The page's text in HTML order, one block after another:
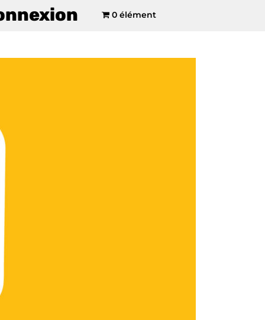
0 élément